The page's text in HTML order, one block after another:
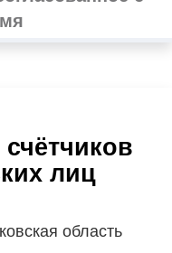
лиц
область